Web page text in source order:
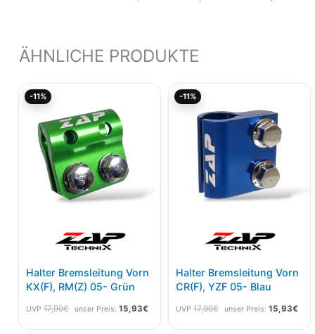
ÄHNLICHE PRODUKTE
-11%
Halter Bremsleitung Vorn
KX(F), RM(Z) 05- Grün
UVP 17,90€
17,90€
unser Preis: 15,93€
Aktueller
-11%
Halter Bremsleitung Vorn
CR(F), YZF 05- Blau
UVP 17,90€
17,90€
unser Preis: 15,93€